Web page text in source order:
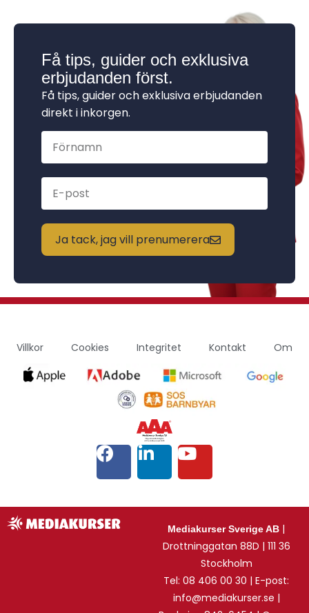
Få tips, guider och exklusiva
erbjudanden först.
Få tips, guider och exklusiva erbjudanden
direkt i inkorgen.
Ja tack, jag vill prenumerera
Villkor Cookies Integritet Kontakt Om
Mediakurser Sverige AB |
Drottninggatan 88D | 111 36
Stockholm
Tel: 08 406 00 30 | E-post:
info@mediakurser.se |